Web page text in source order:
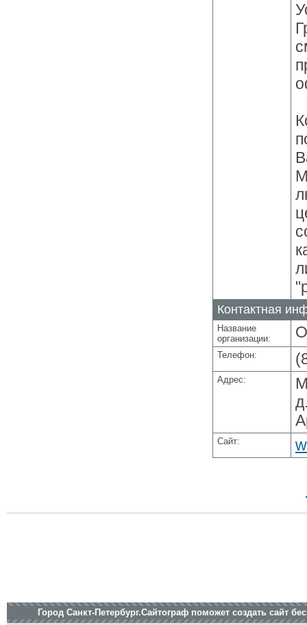
Контактная
Название
организации:
Телефон:
Адрес:
Сайт:
Город Санкт-Петербург.Сайтограф поможет создать сайт